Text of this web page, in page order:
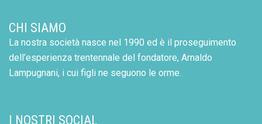
CHI SIAMO
La nostra società nasce nel 1990 ed è il proseguimento
dell’esperienza trentennale del fondatore, Arnaldo
Lampugnani, i cui figli ne seguono le orme.
I NOSTRI SOCIAL